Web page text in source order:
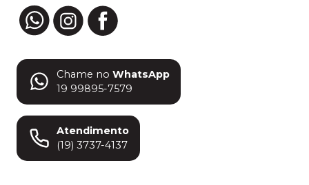
Chame no WhatsApp
19 99895-7579
Atendimento
(19) 3737-4137